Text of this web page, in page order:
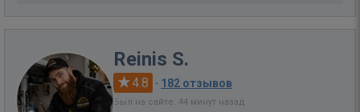
Reinis S.
4.8 · 182 отзывов
Был на сайте: 44 минут назад